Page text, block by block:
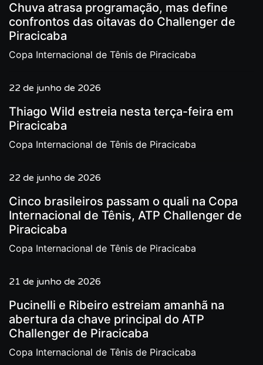
Chuva atrasa programação, mas define
confrontos das oitavas do Challenger de
Piracicaba
Copa Internacional de Tênis de Piracicaba
22 de junho de 2026
Thiago Wild estreia nesta terça-feira em
Piracicaba
Copa Internacional de Tênis de Piracicaba
22 de junho de 2026
Cinco brasileiros passam o quali na Copa
Internacional de Tênis, ATP Challenger de
Piracicaba
Copa Internacional de Tênis de Piracicaba
21 de junho de 2026
Pucinelli e Ribeiro estreiam amanhã na
abertura da chave principal do ATP
Challenger de Piracicaba
Copa Internacional de Tênis de Piracicaba